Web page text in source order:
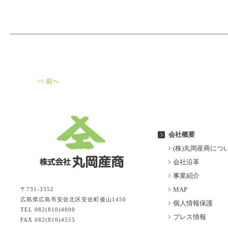
<< 前へ
〒731-3352
広島県広島市安佐北区安佐町後山1450
TEL 082(810)4000
FAX 082(810)4555
会社概要
(株)丸岡産商につ
会社沿革
事業紹介
MAP
個人情報保護
プレス情報